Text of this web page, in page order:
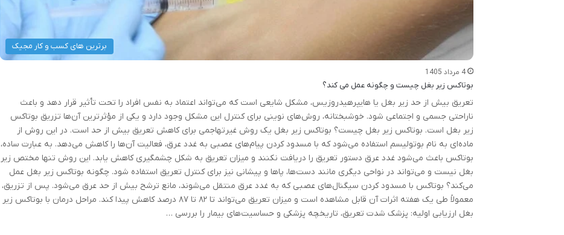
برترین های کسب و کار مجیک
4 مرداد 1405
بوتاکس زیر بغل چیست و چگونه عمل می کند؟
تعریق بیش از حد زیر بغل یا هایپرهیدروزیس، مشکل شایعی است که می‌تواند اعتماد به نفس افراد را تحت تأثیر قرار دهد و باعث
ناراحتی جسمی و اجتماعی شود. خوشبختانه، روش‌های نوینی برای کنترل این مشکل وجود دارد و یکی از مؤثرترین آن‌ها تزریق بوتاکس
زیر بغل است. بوتاکس زیر بغل چیست؟ بوتاکس زیر بغل یک روش غیرتهاجمی برای کاهش تعریق بیش از حد است. در این روش از
ماده‌ای به نام بوتولیسم استفاده می‌شود که با مسدود کردن پیام‌های عصبی به غدد عرق، فعالیت آن‌ها را کاهش می‌دهد. به عبارت ساده،
بوتاکس باعث می‌شود غدد عرق دستور تعریق را دریافت نکنند و میزان تعریق به شکل چشمگیری کاهش یابد. این روش تنها مختص زیر
بغل نیست و می‌تواند در نواحی دیگری مانند دست‌ها، پاها و پیشانی نیز برای کنترل تعریق استفاده شود. چگونه بوتاکس زیر بغل عمل
می‌کند؟ بوتاکس با مسدود کردن سیگنال‌های عصبی که به غدد عرق منتقل می‌شوند، مانع ترشح بیش از حد عرق می‌شود. پس از تزریق،
معمولاً طی یک هفته اثرات آن قابل مشاهده است و میزان تعریق می‌تواند تا ۸۲ تا ۸۷ درصد کاهش پیدا کند. مراحل درمان با بوتاکس زیر
بغل ارزیابی اولیه: پزشک شدت تعریق، تاریخچه پزشکی و حساسیت‌های بیمار را بررسی …